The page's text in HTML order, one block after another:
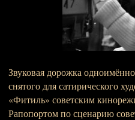
Звуковая дорожка
снятого для сатирического
«Фитиль» советским
Рапопортом по сценарию